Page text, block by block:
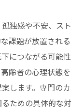
独感や不安、スト
課題が放置される
につながる可能性
齢者の心理状態を
します。専門のカ
ための具体的な対